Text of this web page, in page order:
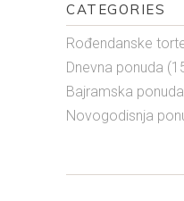
CATEGORIES
Rođendanske
Dnevna ponuda
Bajramska ponuda
Novogodisnja